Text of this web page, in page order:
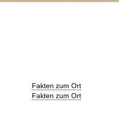
Fakten zum Ort
Fakten zum Ort